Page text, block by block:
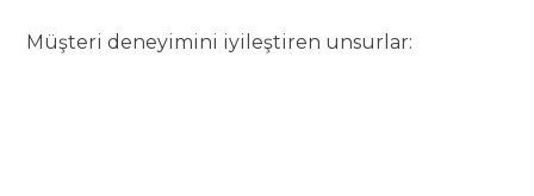
Müşteri deneyimini iyileştiren unsurlar: